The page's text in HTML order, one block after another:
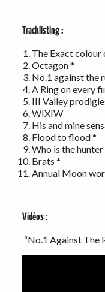
Tracklisting :
The Exact
Octagon *
No.1 against the
A Ring on every
III Valley
WIXIW
His and mine
Flood to flood *
Who is the hunter
Brats *
Annual Moon
Vidéos:
“No.1 Against The